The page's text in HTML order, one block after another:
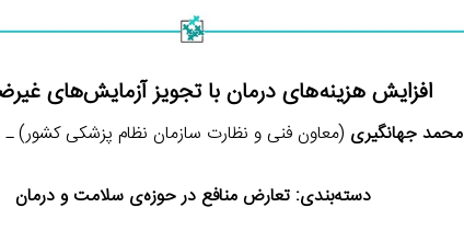
افزایش هزینه‌های درمان با تجویز آزمایش‌های
محمد جهانگیری (معاون فنی و نظارت سازمان نظام پزشکی کشور) ـ ۱۸ بهمن ۹۹
دسته‌بندی: تعارض منافع در حوزه‌ی سلامت و درمان